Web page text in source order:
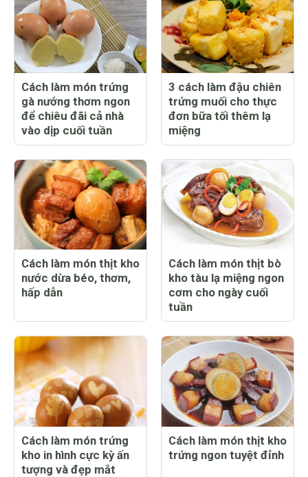
Cách làm món trứng
gà nướng thơm ngon
để chiêu đãi cả nhà
vào dịp cuối tuần
3 cách làm đậu chiên
trứng muối cho thực
đơn bữa tối thêm lạ
miệng
Cách làm món thịt kho
nước dừa béo, thơm,
hấp dẫn
Cách làm món thịt bò
kho tàu lạ miệng ngon
cơm cho ngày cuối
tuần
Cách làm món trứng
kho in hình cực kỳ ấn
tượng và đẹp mắt
Cách làm món thịt kho
trứng ngon tuyệt đỉnh